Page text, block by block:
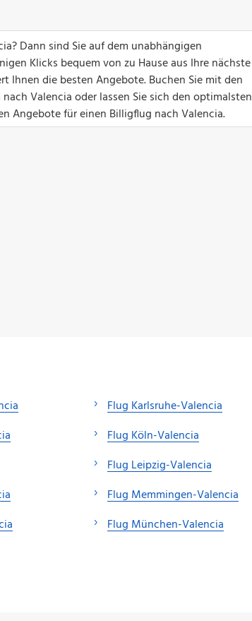
Dann sind Sie auf dem unabhängigen
Klicks bequem von zu Hause aus Ihre nächste
Ihnen die besten Angebote. Buchen Sie mit den
Valencia oder lassen Sie sich den optimalsten
Angebote für einen Billigflug nach Valencia.
Flug Karlsruhe-Valencia
Flug Köln-Valencia
Flug Leipzig-Valencia
Flug Memmingen-Valencia
Flug München-Valencia